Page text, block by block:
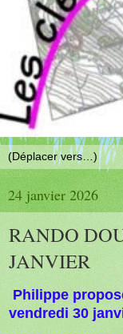
24 janvier 2026
RANDO
JANVIER
Philippe
vendredi 30